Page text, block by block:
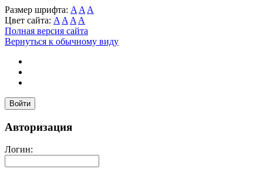
Размер шрифта: A A A
Цвет сайта: A A A A
Полная версия сайта
Вернуться к обычному виду
Войти
Авторизация
Логин: